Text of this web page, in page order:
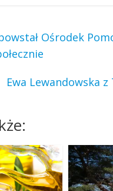
Ośrodek
Ewa Lewandowska